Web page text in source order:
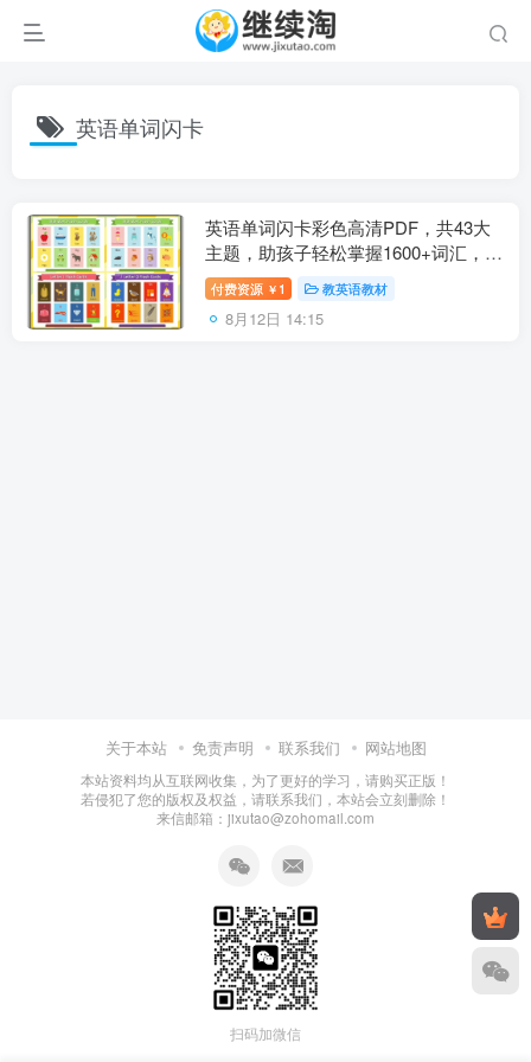
英语单词闪卡
英语单词闪卡彩色高清PDF，共43大
主题，助孩子轻松掌握1600+词汇，百
度网盘下载！
付费资源 ￥ 1 教英语教材
8月12日 14:15
关于本站 免责声明 联系我们 网站地图
本站资料均从互联网收集，为了更好的学习，请购买正版！
若侵犯了您的版权及权益，请联系我们，本站会立刻删除！
来信邮箱：jixutao@zohomail.com
扫码加微信